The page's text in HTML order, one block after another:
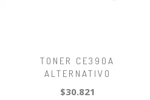
TONER CE390A
ALTERNATIVO
$30.821